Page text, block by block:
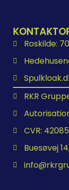
Roskilde:
RKR
CVR:
Buesøvej